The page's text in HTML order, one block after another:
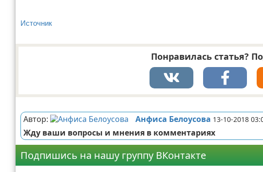
Источник
Понравилась статья?
Автор: Анфиса Белоусова 13-10-2018
Жду ваши вопросы и мнения в комментариях
Подпишись на нашу группу ВКонтакте